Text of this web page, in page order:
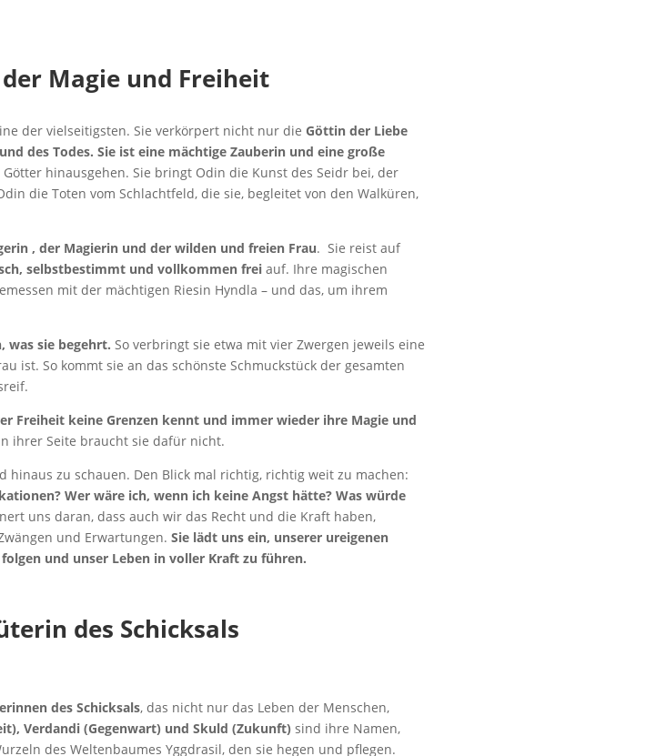
Magie und Freiheit
der vielseitigsten. Sie verkörpert nicht nur die Göttin der Liebe
des Todes. Sie ist eine mächtige Zauberin und eine große
hinausgehen. Sie bringt Odin die Kunst des Seidr bei, der
die Toten vom Schlachtfeld, die sie, begleitet von den Walküren,
, der Magierin und der wilden und freien Frau. Sie reist auf
selbstbestimmt und vollkommen freiauf. Ihre magischen
mit der mächtigen Riesin Hyndla – und das, um ihrem
was sie begehrt. So verbringt sie etwa mit vier Zwergen jeweils eine
ist. So kommt sie an das schönste Schmuckstück der gesamten
Freiheit keine Grenzen kennt und immer wieder ihre Magie und
ihrer Seite braucht sie dafür nicht.
zu schauen. Den Blick mal richtig, richtig weit zu machen:
Wer wäre ich, wenn ich keine Angst hätte? Was würde
uns daran, dass auch wir das Recht und die Kraft haben,
und Erwartungen. Sie lädt uns ein, unserer ureigenen
und unser Leben in voller Kraft zu führen.
des Schicksals
des Schicksals, das nicht nur das Leben der Menschen,
Verdandi (Gegenwart) und Skuld (Zukunft) sind ihre Namen,
des Weltenbaumes Yggdrasil, den sie hegen und pflegen.